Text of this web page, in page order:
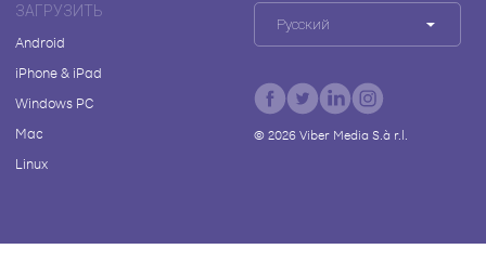
ЗАГРУЗИТЬ
Android
iPhone & iPad
Windows PC
Mac
Linux
Русский
© 2026Viber Media S.à r.l.